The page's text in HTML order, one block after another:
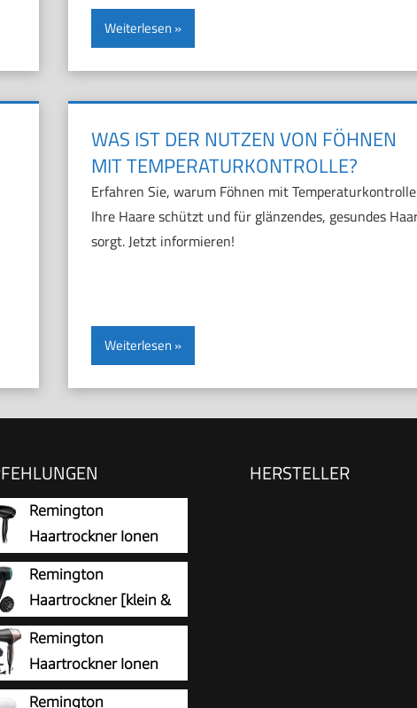
Weiterlesen
WAS IST DER NUTZEN VON FÖHNEN
MIT TEMPERATURKONTROLLE?
Erfahren Sie, warum Föhnen mit Temperaturkontrolle
Ihre Haare schützt und für glänzendes, gesundes
sorgt. Jetzt informieren!
Weiterlesen
Remington
Haartrockner Ionen
[leicht, Diffusor &
schwarz (2200W,
Ionen: schonendes
& gleichmäßige
3 Heiz- & 2
Gebläsestufen +
Remington
Haartrockner [klein &
klappbar &
On The Go (2000
120/220-
Remington
Haartrockner Ionen
[Locken & Wellen &
Remington
HERSTELLER